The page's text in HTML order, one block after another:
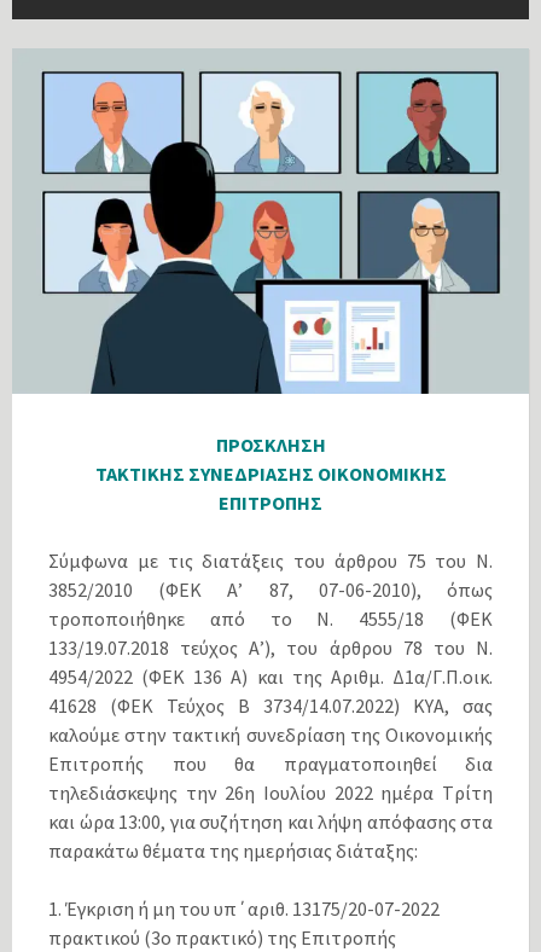
ΠΡΟΣΚΛΗΣΗ
ΤΑΚΤΙΚΗΣ ΣΥΝΕΔΡΙΑΣΗΣ ΟΙΚΟΝΟΜΙΚΗΣ
ΕΠΙΤΡΟΠΗΣ
Σύμφωνα με τις διατάξεις του άρθρου 75 του Ν.
3852/2010 (ΦΕΚ Α’ 87, 07-06-2010), όπως
τροποποιήθηκε από το N. 4555/18 (ΦΕΚ
133/19.07.2018 τεύχος Α’), του άρθρου 78 του Ν.
4954/2022 (ΦΕΚ 136 Α) και της Αριθμ. Δ1α/Γ.Π.οικ.
41628 (ΦΕΚ Τεύχος Β 3734/14.07.2022) ΚΥΑ, σας
καλούμε στην τακτική συνεδρίαση της Οικονομικής
Επιτροπής που θα πραγματοποιηθεί δια
τηλεδιάσκεψης την 26η Ιουλίου 2022 ημέρα Tρίτη
και ώρα 13:00, για συζήτηση και λήψη απόφασης στα
παρακάτω θέματα της ημερήσιας διάταξης:
1. Έγκριση ή μη του υπ΄αριθ. 13175/20-07-2022
πρακτικού (3ο πρακτικό) της Επιτροπής